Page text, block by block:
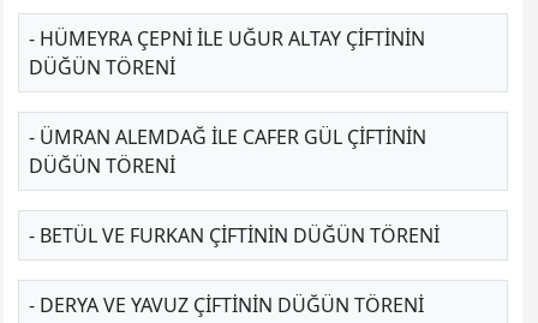
- HÜMEYRA ÇEPNİ ILE UĞUR ALTAY ÇIFTININ
DÜĞÜN TÖRENI
- ÜMRAN ALEMDAĞ ILE CAFER GÜL ÇIFTININ
DÜĞÜN TÖRENI
- BETÜL VE FURKAN ÇIFTININ DÜĞÜN TÖRENI
- DERYA VE YAVUZ ÇIFTININ DÜĞÜN TÖRENI